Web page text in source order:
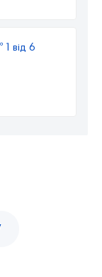
від 6